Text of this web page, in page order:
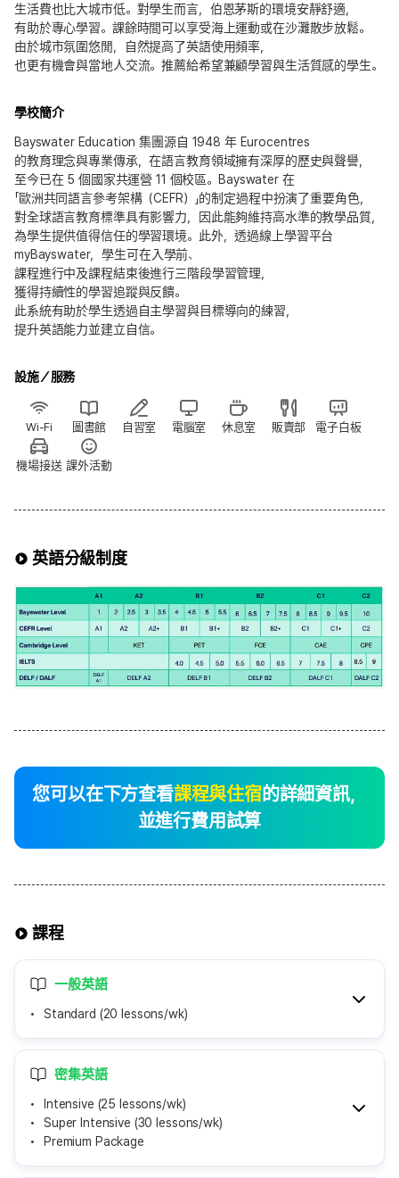
生活費也比大城市低。對學生而言，伯恩茅斯的環境安靜舒適，
有助於專心學習。課餘時間可以享受海上運動或在沙灘散步放鬆。
由於城市氛圍悠閒，自然提高了英語使用頻率，
也更有機會與當地人交流。推薦給希望兼顧學習與生活質感的學生。
學校簡介
Bayswater Education 集團源自 1948 年 Eurocentres
的教育理念與專業傳承，在語言教育領域擁有深厚的歷史與聲譽，
至今已在 5 個國家共運營 11 個校區。Bayswater 在
「歐洲共同語言參考架構（CEFR）」的制定過程中扮演了重要角色，
對全球語言教育標準具有影響力，因此能夠維持高水準的教學品質，
為學生提供值得信任的學習環境。此外，透過線上學習平台
myBayswater，學生可在入學前、
課程進行中及課程結束後進行三階段學習管理，
獲得持續性的學習追蹤與反饋。
此系統有助於學生透過自主學習與目標導向的練習，
提升英語能力並建立自信。
設施／服務
Wi-Fi 圖書館 自習室 電腦室 休息室 販賣部 電子白板
機場接送 課外活動
英語分級制度
您可以在下方查看課程與住宿的詳細資訊，
並進行費用試算
課程
一般英語
Standard (20 lessons/wk)
密集英語
Intensive (25 lessons/wk)
Super Intensive (30 lessons/wk)
Premium Package